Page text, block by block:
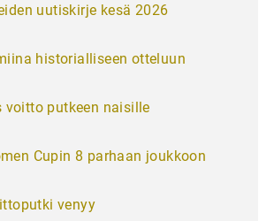
uutiskirje kesä 2026
historialliseen otteluun
voitto putkeen naisille
Cupin 8 parhaan joukkoon
venyy